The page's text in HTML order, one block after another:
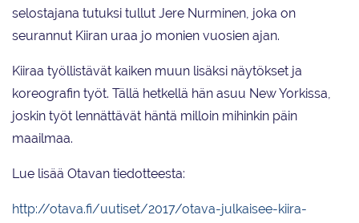
selostajana tutuksi tullut Jere Nurminen, joka on
seurannut Kiiran uraa jo monien vuosien ajan.
Kiiraa työllistävät kaiken muun lisäksi näytökset ja
koreografin työt. Tällä hetkellä hän asuu New Yorkissa,
joskin työt lennättävät häntä milloin mihinkin päin
maailmaa.
Lue lisää Otavan tiedotteesta:
http://otava.fi/uutiset/2017/otava-julkaisee-kiira-